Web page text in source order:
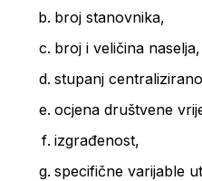
broj stanovnika,
broj i veličina naselja,
stupanj
ocjena društvene
izgrađenost,
specifične varijable